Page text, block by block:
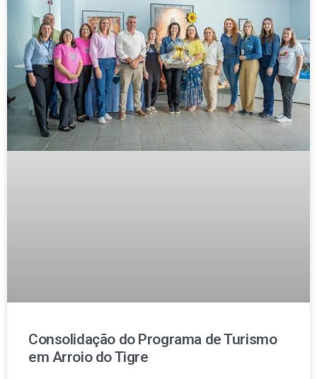
Consolidação do Programa de Turismo
em Arroio do Tigre